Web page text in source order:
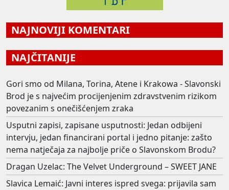
NAJNOVIJI KOMENTARI
NAJČITANIJE
Gori smo od Milana, Torina, Atene i Krakowa - Slavonski
Brod je s najvećim procijenjenim zdravstvenim rizikom
povezanim s onečišćenjem zraka
Usputni zapisi, zapisane usputnosti: Jedan odbijeni
intervju, jedan financirani portal i jedno pitanje: zašto
nema natječaja za najbolje priče o Slavonskom Brodu?
Dragan Uzelac: The Velvet Underground – SWEET JANE
Slavica Lemaić: Javni interes ispred svega: prijavila sam